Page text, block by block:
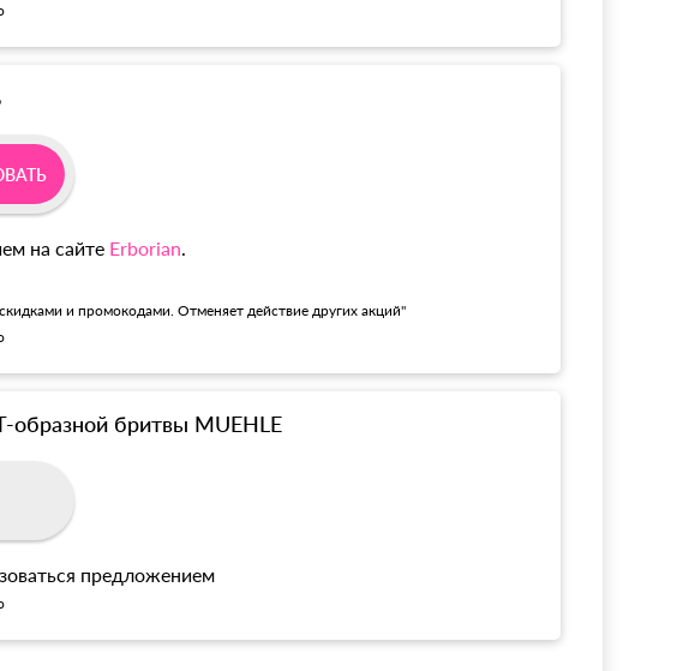
на сайте Erborian.
и промокодами. Отменяет действие других акций"
образной бритвы MUEHLE
предложением